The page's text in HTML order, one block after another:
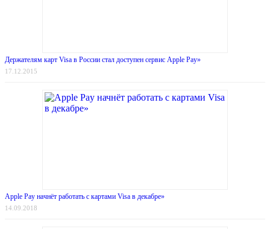
Держателям карт Visa в России стал доступен сервис Apple Pay»
17.12.2015
Apple Pay начнёт работать с картами Visa в декабре»
14.09.2018